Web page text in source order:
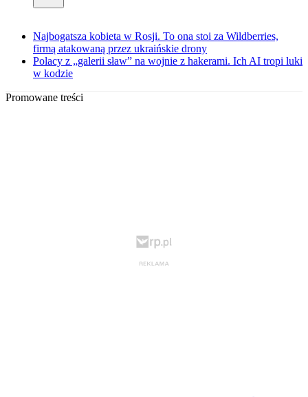
Najbogatsza kobieta w Rosji. To ona stoi za Wildberries,
firmą atakowaną przez ukraińskie drony
Polacy z „galerii sław” na wojnie z hakerami. Ich AI tropi luki
w kodzie
Promowane treści